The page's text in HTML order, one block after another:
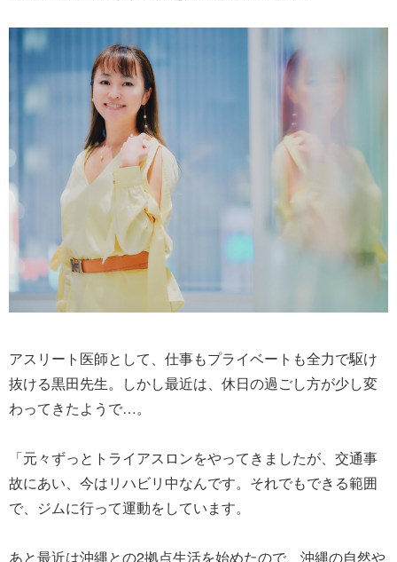
アスリート医師として、仕事もプライベートも全力で駆け
抜ける黒田先生。しかし最近は、休日の過ごし方が少し変
わってきたようで…。
「元々ずっとトライアスロンをやってきましたが、交通事
故にあい、今はリハビリ中なんです。それでもできる範囲
で、ジムに行って運動をしています。
あと最近は沖縄との2拠点生活を始めたので、沖縄の自然や